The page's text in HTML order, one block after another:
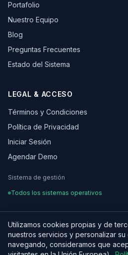
Portafolio
Nuestro Equipo
Blog
Preguntas Frecuentes
Estado del Sistema
LEGAL & ACCESO
Términos y Condiciones
Política de Privacidad
Iniciar Sesión
Agendar Demo
Sistema de gestión
Todos los sistemas operativos
© 2026 OSCARLEON. Todos
Hecho con ♥ para equipos
Utilizamos cookies propias y de
nuestros servicios y personalizar
navegando, consideramos que